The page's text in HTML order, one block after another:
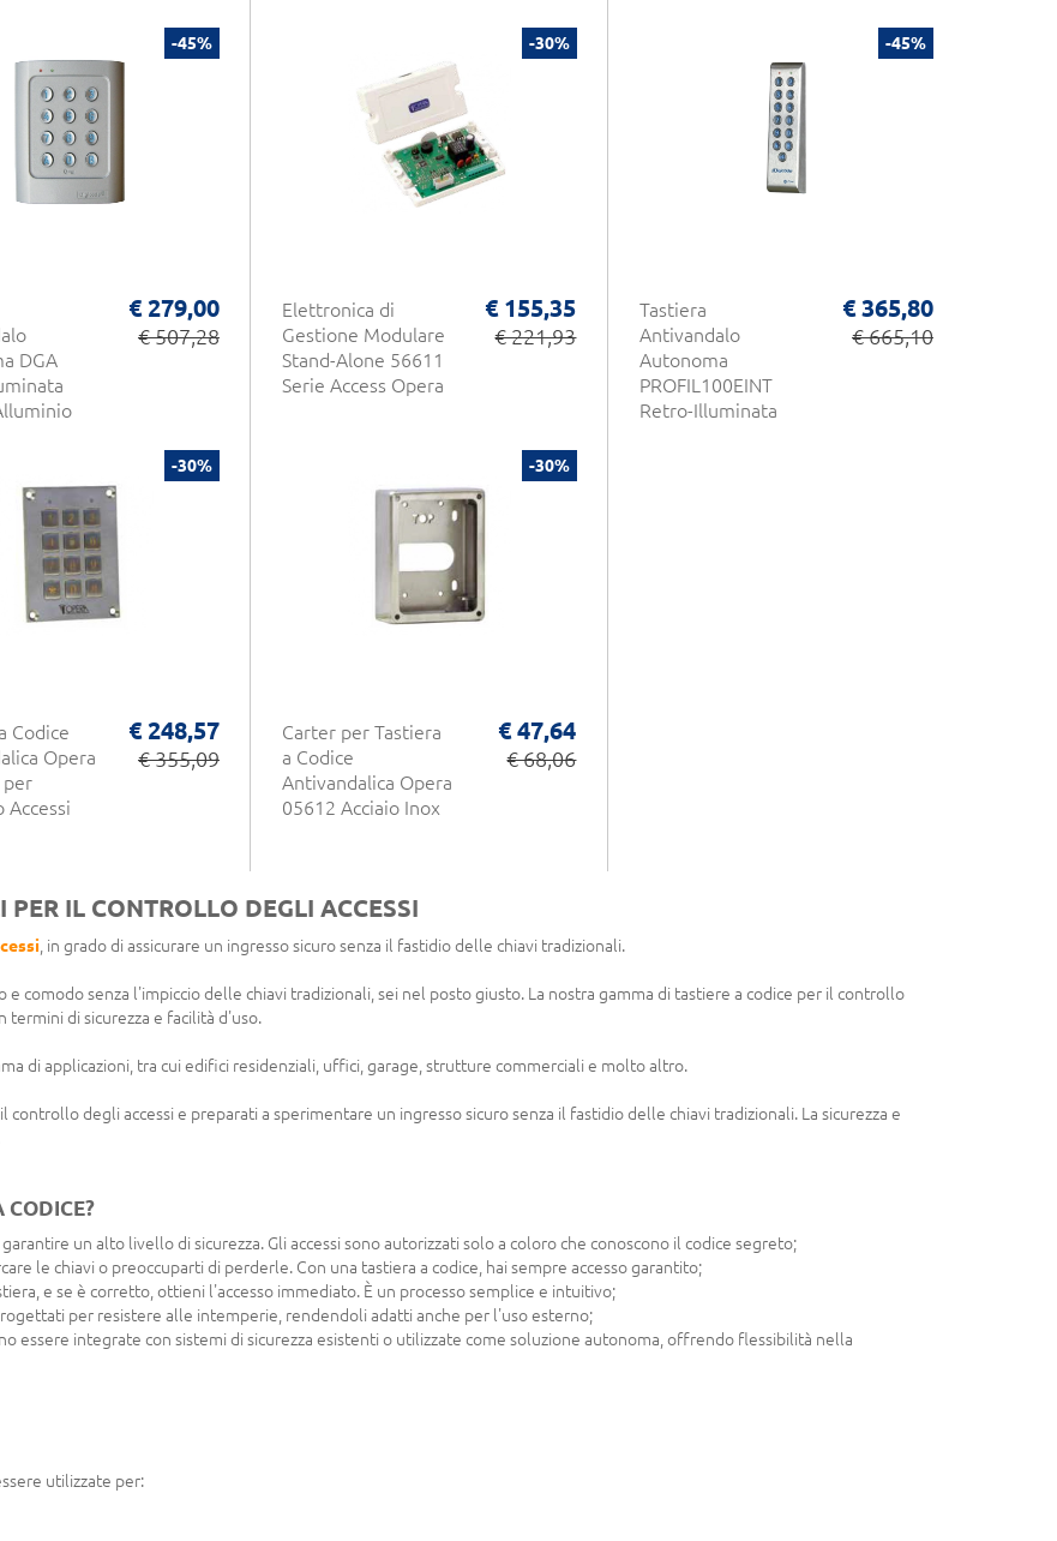
-45%
DGA
€ 279,00
€ 507,28
-30%
Elettronica di
Gestione Modulare
Stand-Alone 56611
Serie Access Opera
€ 155,35
€ 221,93
-45%
Tastiera
Antivandalo
Autonoma
PROFIL100EINT
Retro-Illuminata
€ 365,80
€ 665,10
-30%
Codice
Opera
per
Accessi
€ 248,57
€ 355,09
-30%
Carter per Tastiera
a Codice
Antivandalica Opera
05612 Acciaio Inox
€ 47,64
€ 68,06
IL CONTROLLO DEGLI ACCESSI
, in grado di assicurare un ingresso sicuro senza il fastidio delle chiavi tradizionali.
e comodo senza l'impiccio delle chiavi tradizionali, sei nel posto giusto. La nostra gamma di tastiere a codice per il controllo
di sicurezza e facilità d'uso.
di applicazioni, tra cui edifici residenziali, uffici, garage, strutture commerciali e molto altro.
degli accessi e preparati a sperimentare un ingresso sicuro senza il fastidio delle chiavi tradizionali. La sicurezza e
CODICE?
un alto livello di sicurezza. Gli accessi sono autorizzati solo a coloro che conoscono il codice segreto;
le chiavi o preoccuparti di perderle. Con una tastiera a codice, hai sempre accesso garantito;
e se è corretto, ottieni l'accesso immediato. È un processo semplice e intuitivo;
per resistere alle intemperie, rendendoli adatti anche per l'uso esterno;
essere integrate con sistemi di sicurezza esistenti o utilizzate come soluzione autonoma, offrendo flessibilità nella
utilizzate per: